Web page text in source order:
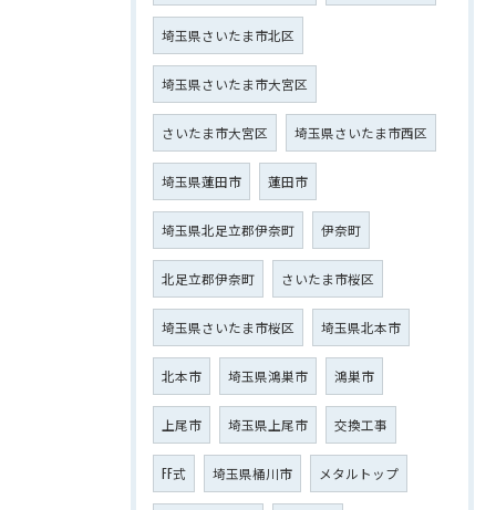
埼玉県さいたま市北区
埼玉県さいたま市大宮区
さいたま市大宮区 埼玉県さいたま市西区
埼玉県蓮田市 蓮田市
埼玉県北足立郡伊奈町 伊奈町
北足立郡伊奈町 さいたま市桜区
埼玉県さいたま市桜区 埼玉県北本市
北本市 埼玉県鴻巣市 鴻巣市
上尾市 埼玉県上尾市 交換工事
FF式 埼玉県桶川市 メタルトップ